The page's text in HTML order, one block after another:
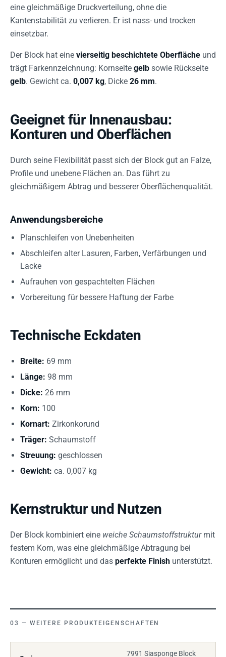
eine gleichmäßige Druckverteilung, ohne die
Kantenstabilität zu verlieren. Er ist nass- und trocken
einsetzbar.
Der Block hat eine vierseitig beschichtete Oberfläche und
trägt Farkennzeichnung: Kornseite gelb sowie Rückseite
gelb. Gewicht ca. 0,007 kg, Dicke 26 mm.
Geeignet für Innenausbau:
Konturen und Oberflächen
Durch seine Flexibilität passt sich der Block gut an Falze,
Profile und unebene Flächen an. Das führt zu
gleichmäßigem Abtrag und besserer Oberflächenqualität.
Anwendungsbereiche
Planschleifen von Unebenheiten
Abschleifen alter Lasuren, Farben, Verfärbungen und
Lacke
Aufrauhen von gespachtelten Flächen
Vorbereitung für bessere Haftung der Farbe
Technische Eckdaten
Breite: 69 mm
Länge: 98 mm
Dicke: 26 mm
Korn: 100
Kornart: Zirkonkorund
Träger: Schaumstoff
Streuung: geschlossen
Gewicht: ca. 0,007 kg
Kernstruktur und Nutzen
Der Block kombiniert eine weiche Schaumstoffstrukturmit
festem Korn, was eine gleichmäßige Abtragung bei
Konturen ermöglicht und das perfekte Finish unterstützt.
WEITERE PRODUKTEIGENSCHAFTEN
7991 Siasponge Block